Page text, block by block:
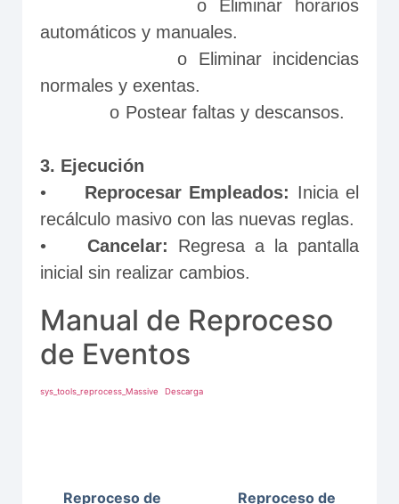
automáticos y manuales.
             o	Eliminar incidencias
normales y exentas.
             o	Postear faltas y descansos.
3. Ejecución
Reprocesar Empleados: Inicia el
recálculo masivo con las nuevas reglas.
Cancelar: Regresa a la pantalla
inicial sin realizar cambios.
Manual de Reproceso
de Eventos
sys_tools_reprocess_Massive Descarga
Reproceso de
Reproceso de